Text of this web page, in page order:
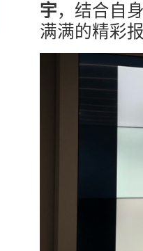
宇，结合自
满满的精彩